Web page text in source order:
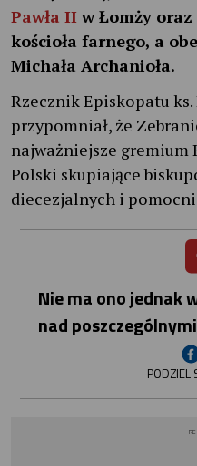
Pawła II w Łomży
kościoła farnego, a
Michała Archanioła.
Rzecznik Episkopatu ks.
przypomniał, że
najważniejsze
Polski skupiające
diecezjalnych i
Nie ma ono jednak
nad
PODZIEL